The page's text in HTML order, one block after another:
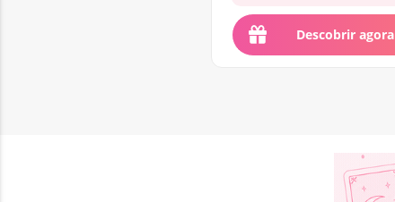
Descobrir agora